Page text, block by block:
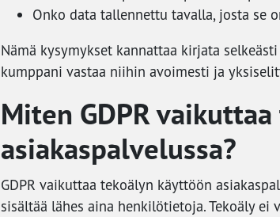
Onko data tallennettu tavalla, josta se
Nämä kysymykset kannattaa kirjata
kumppani vastaa niihin avoimesti ja
Miten GDPR
asiakaspalvelussa?
GDPR vaikuttaa tekoälyn käyttöön
sisältää lähes aina henkilötietoja. Tekoäly